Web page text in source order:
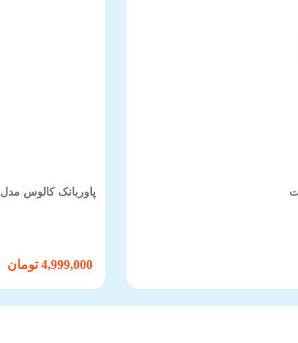
پاوربانک کالوس مدل FAST-H60 ظرفیت 60000 میلی‌آمپر ساعت توان 22.5 وات